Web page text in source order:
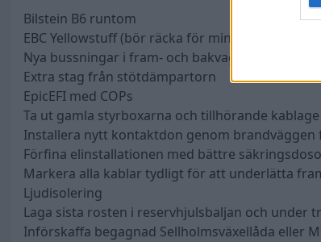
Bilstein B6 runtom
EBC Yellowstuff (bör räcka för mina ändamål)
Nya bussningar i fram- och bakvagn
Extra stag från stötdämpartorn
EpicEFI med COPs
Ta ut gamla styrboxarna och tillhörande
Installera nytt kontaktdon genom
Förfina elinstallationen med bättre
Markera alla kablar tydligt för att underlätta
Ljudisolering
Laga sista rosten i reservhjulsbaljan och under
Införskaffa begagnad Sellholmsväxellåda eller